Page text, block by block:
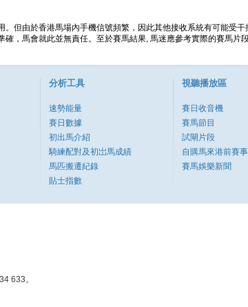
但由於香港馬場內手機信號頻繁，因此其他接收系統有可能受干
，馬會就此並無責任。至於賽馬結果, 馬迷應參考實際的賽馬片段
分析工具
速勢能量
賽日數據
初出馬介紹
騎練配對及初岀馬成績
馬匹搬遷紀錄
貼士指數
視聽播放區
賽日收音機
賽馬節目
試閘片段
自購馬來港前賽
賽馬娛樂新聞
633。